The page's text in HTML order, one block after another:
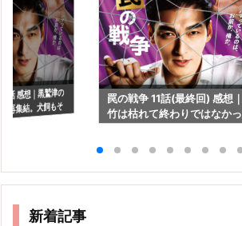
話 感想｜黒鷲津の
再集結。犬飼もそ
ます？
罠の戦争 11話(最終回) 感想｜
竹は枯れて終わりではなかっ
新着記事